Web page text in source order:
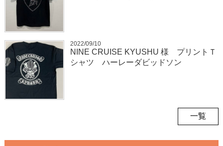
2022/09/10
NINE CRUISE KYUSHU 様 プリントＴ
シャツ ハーレーダビッドソン
一覧